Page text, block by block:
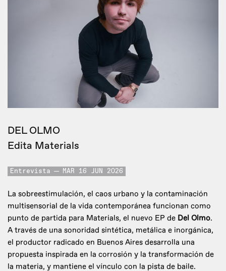
DEL OLMO
Edita Materials
Entrevista MAR 16 JUN 2026
La sobreestimulación, el caos urbano y la contaminación
multisensorial de la vida contemporánea funcionan como
punto de partida para Materials, el nuevo EP de Del Olmo.
A través de una sonoridad sintética, metálica e inorgánica,
el productor radicado en Buenos Aires desarrolla una
propuesta inspirada en la corrosión y la transformación de
la materia, y mantiene el vínculo con la pista de baile.